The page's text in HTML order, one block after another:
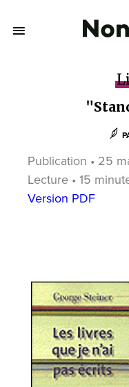
Publication • 25
Lecture • 15
Version PDF